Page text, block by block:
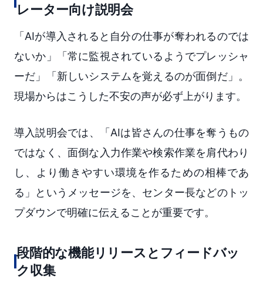
レーター向け説明会
「AIが導入されると自分の仕事が奪われるのでは
ないか」「常に監視されているようでプレッシャ
ーだ」「新しいシステムを覚えるのが面倒だ」。
現場からはこうした不安の声が必ず上がります。
導入説明会では、「AIは皆さんの仕事を奪うもの
ではなく、面倒な入力作業や検索作業を肩代わり
し、より働きやすい環境を作るための相棒であ
る」というメッセージを、センター長などのトッ
プダウンで明確に伝えることが重要です。
段階的な機能リリースとフィードバッ
ク収集